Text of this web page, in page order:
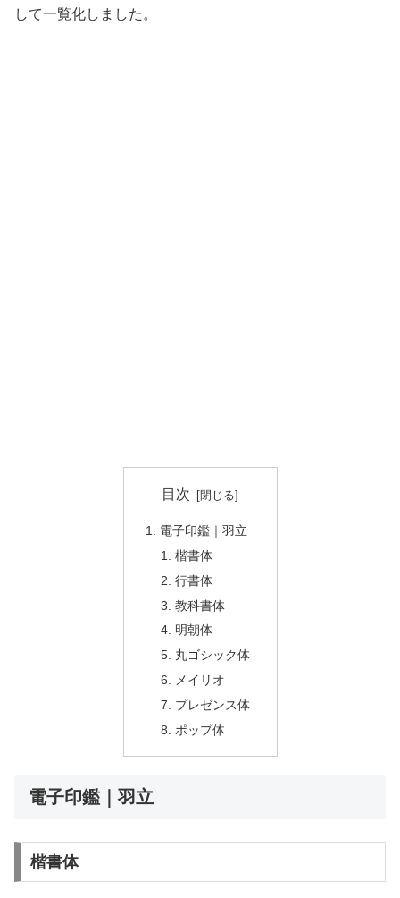
して一覧化しました。
目次
電子印鑑｜羽立
楷書体
行書体
教科書体
明朝体
丸ゴシック体
メイリオ
プレゼンス体
ポップ体
電子印鑑｜羽立
楷書体